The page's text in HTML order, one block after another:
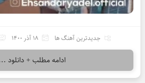
جدیدترین آهنگ ها 18 آذر 1400
ادامه مطلب + دانلود